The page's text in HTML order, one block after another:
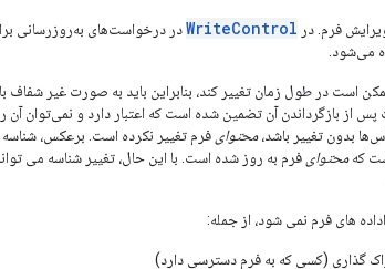
فرم. در WriteControlدر درخواست‌های به‌روزرسانی
می‌شود.
است در طول زمان تغییر کند، بنابراین باید به صورت غیر شفاف با
تا 24 ساعت پس از بازگرداندن آن تضمین شده است که اعتبار دارد و نمی‌توان
بدون تغییر باشد،محتوای فرم تغییر نکرده است. برعکس، شناسه
کهمحتوای فرم به روز شده است. با این حال، تغییر شناسه می
های فرم نمی شود، از جمله:
گذاری (کسی که به فرم دسترسی دارد)